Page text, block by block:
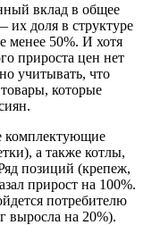
вклад в общее
их доля в структуре
менее 50%. И хотя
прироста цен нет
учитывать, что
которые
комплектующие
а также котлы,
позиций (крепеж,
прирост на 100%.
потребителю
выросла на 20%).